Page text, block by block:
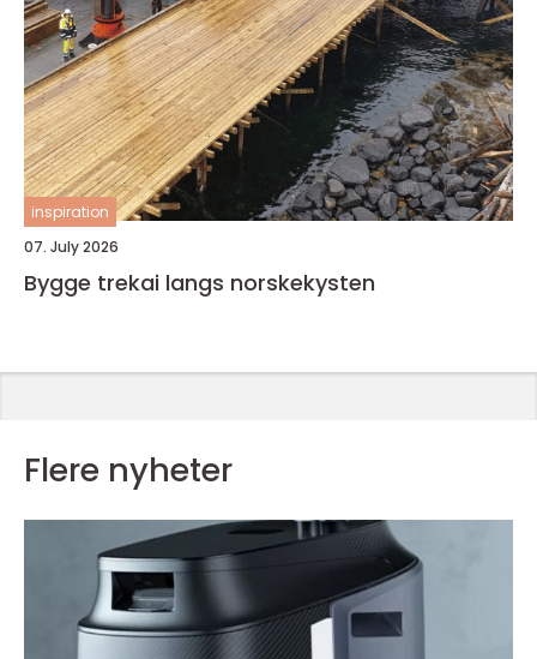
inspiration
07. July 2026
Bygge trekai langs norskekysten
Flere nyheter